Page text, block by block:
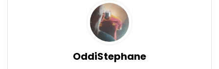
OddiStephane